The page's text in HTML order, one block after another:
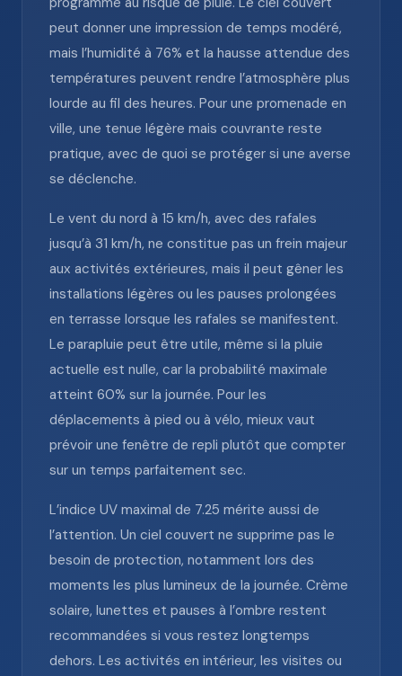
peut donner une impression de temps modéré,
mais l’humidité à 76% et la hausse attendue des
températures peuvent rendre l’atmosphère plus
lourde au fil des heures. Pour une promenade en
ville, une tenue légère mais couvrante reste
pratique, avec de quoi se protéger si une averse
se déclenche.
Le vent du nord à 15 km/h, avec des rafales
jusqu’à 31 km/h, ne constitue pas un frein majeur
aux activités extérieures, mais il peut gêner les
installations légères ou les pauses prolongées
en terrasse lorsque les rafales se manifestent.
Le parapluie peut être utile, même si la pluie
actuelle est nulle, car la probabilité maximale
atteint 60% sur la journée. Pour les
déplacements à pied ou à vélo, mieux vaut
prévoir une fenêtre de repli plutôt que compter
sur un temps parfaitement sec.
L’indice UV maximal de 7.25 mérite aussi de
l’attention. Un ciel couvert ne supprime pas le
besoin de protection, notamment lors des
moments les plus lumineux de la journée. Crème
solaire, lunettes et pauses à l’ombre restent
recommandées si vous restez longtemps
dehors. Les activités en intérieur, les visites ou